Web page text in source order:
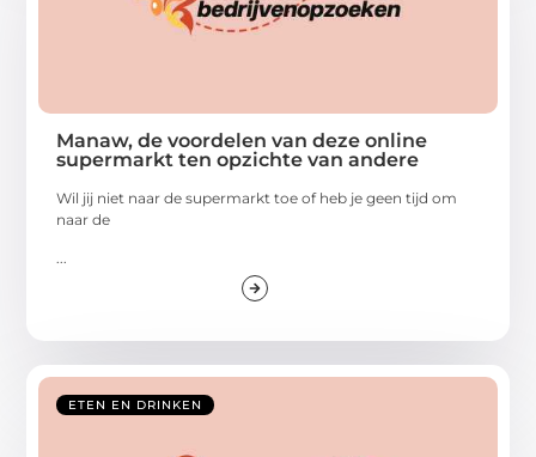
Manaw, de voordelen van deze online
supermarkt ten opzichte van andere
Wil jij niet naar de supermarkt toe of heb je geen tijd om
naar de
...
ETEN EN DRINKEN